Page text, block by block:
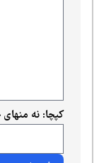
کپچا: نه منهای